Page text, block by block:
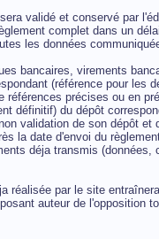
validé et conservé par
complet dans un
les données
bancaires, virements
(référence pour les
références précises ou en
définitif) du dépôt
validation de son dépôt
la date d'envoi du
déja transmis
réalisée par le site
auteur de l'opposition